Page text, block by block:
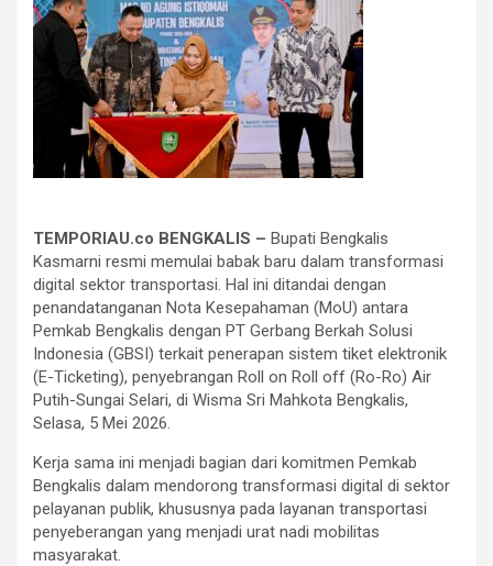
TEMPORIAU.co BENGKALIS – Bupati Bengkalis
Kasmarni resmi memulai babak baru dalam transformasi
digital sektor transportasi. Hal ini ditandai dengan
penandatanganan Nota Kesepahaman (MoU) antara
Pemkab Bengkalis dengan PT Gerbang Berkah Solusi
Indonesia (GBSI) terkait penerapan sistem tiket elektronik
(E-Ticketing), penyebrangan Roll on Roll off (Ro-Ro) Air
Putih-Sungai Selari, di Wisma Sri Mahkota Bengkalis,
Selasa, 5 Mei 2026.
Kerja sama ini menjadi bagian dari komitmen Pemkab
Bengkalis dalam mendorong transformasi digital di sektor
pelayanan publik, khususnya pada layanan transportasi
penyeberangan yang menjadi urat nadi mobilitas
masyarakat.